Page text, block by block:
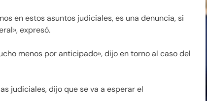
en estos asuntos judiciales, es una denuncia, si
expresó.
menos por anticipado», dijo en torno al caso del
judiciales, dijo que se va a esperar el